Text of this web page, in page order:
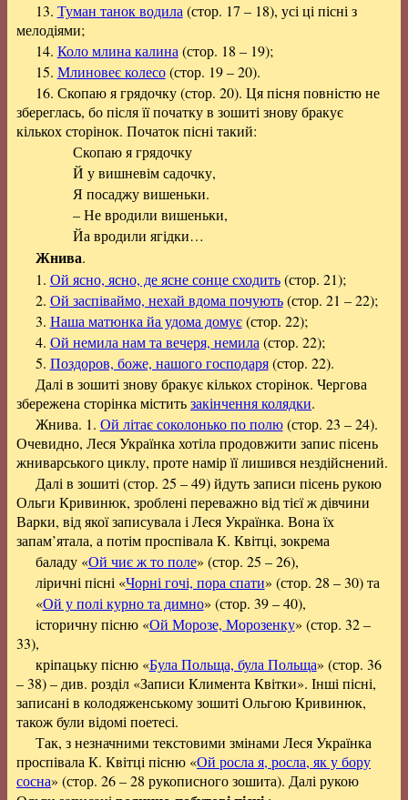
13. Туман танок водила (стор. 17 – 18), усі ці пісні з
мелодіями;
14. Коло млина калина (стор. 18 – 19);
15. Млиновеє колесо(стор. 19 – 20).
16. Скопаю я грядочку (стор. 20). Ця пісня повністю не
збереглась, бо після її початку в зошиті знову бракує
кількох сторінок. Початок пісні такий:
Скопаю я грядочку
Й у вишневім садочку,
Я посаджу вишеньки.
– Не вродили вишеньки,
Йа вродили ягідки…
Жнива.
1. Ой ясно, ясно, де ясне сонце сходить(стор. 21);
2. Ой заспіваймо, нехай вдома почують(стор. 21 – 22);
3. Наша матюнка йа удома домує(стор. 22);
4. Ой немила нам та вечеря, немила (стор. 22);
5. Поздоров, боже, нашого господаря(стор. 22).
Далі в зошиті знову бракує кількох сторінок. Чергова
збережена сторінка міститьзакінчення колядки.
Жнива. 1. Ой літає соколонько по полю(стор. 23 – 24).
Очевидно, Леся Українка хотіла продовжити запис пісень
жниварського циклу, проте намір її лишився нездійснений.
Далі в зошиті (стор. 25 – 49) йдуть записи пісень рукою
Ольги Кривинюк, зроблені переважно від тієї ж дівчини
Варки, від якої записувала і Леся Українка. Вона їх
запам’ятала, а потім проспівала К. Квітці, зокрема
баладу «Ой чиє ж то поле» (стор. 25 – 26),
ліричні пісні «Чорні гочі, пора спати» (стор. 28 – 30) та
«Ой у полі курно та димно» (стор. 39 – 40),
історичну пісню «Ой Морозе, Морозенку» (стор. 32 –
33),
кріпацьку пісню «Була Польща, була Польща» (стор. 36
– 38) – див. розділ «Записи Климента Квітки». Інші пісні,
записані в колодяженському зошиті Ольгою Кривинюк,
також були відомі поетесі.
Так, з незначними текстовими змінами Леся Українка
проспівала К. Квітці пісню «Ой росла я, росла, як у бору
сосна» (стор. 26 – 28 рукописного зошита). Далі рукою